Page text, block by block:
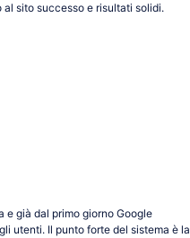
sito successo e risultati solidi.
e già dal primo giorno Google
utenti. Il punto forte del sistema è la